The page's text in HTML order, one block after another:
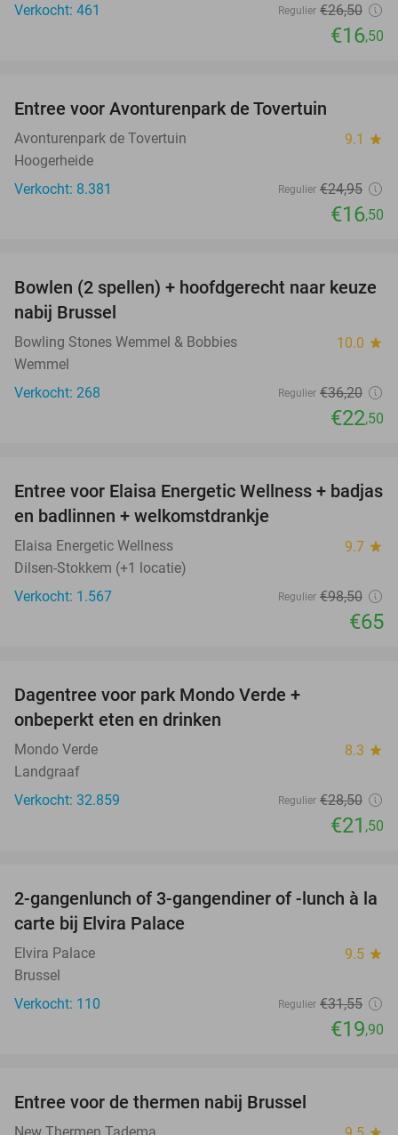
Verkocht: 461
Regulier €26,50
€16,50
Entree voor Avonturenpark de Tovertuin
Avonturenpark de Tovertuin 9.1 star
Hoogerheide
Verkocht: 8.381
Regulier €24,95
€16,50
38%
Bowlen (2 spellen) + hoofdgerecht naar keuze
nabij Brussel
Bowling Stones Wemmel & Bobbies 10.0 star
Wemmel
Verkocht: 268
Regulier €36,20
€22,50
34%
Entree voor Elaisa Energetic Wellness + badjas
en badlinnen + welkomstdrankje
Elaisa Energetic Wellness 9.7 star
Dilsen-Stokkem (+1 locatie)
Verkocht: 1.567
Regulier €98,50
€65
Dagentree voor park Mondo Verde +
onbeperkt eten en drinken
Mondo Verde 8.3 star
Landgraaf
Verkocht: 32.859
Regulier €28,50
€21 ,50
37%
2-gangenlunch of 3-gangendiner of -lunch à la
carte bij Elvira Palace
Elvira Palace 9.5 star
Brussel
Verkocht: 110
Regulier €31,55
€19,90
Entree voor de thermen nabij Brussel